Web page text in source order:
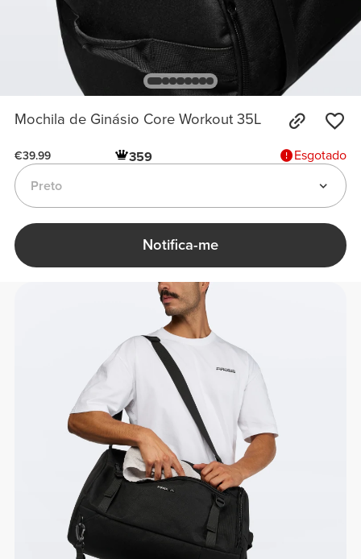
Mochila de Ginásio Core Workout 35L
€39.99 359
Esgotado
Preto
Notifica-me